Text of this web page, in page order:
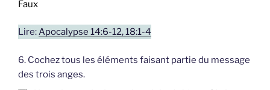
Faux
Lire:Apocalypse 14:6-12, 18:1-4
6. Cochez tous les éléments faisant partie du message
des trois anges.